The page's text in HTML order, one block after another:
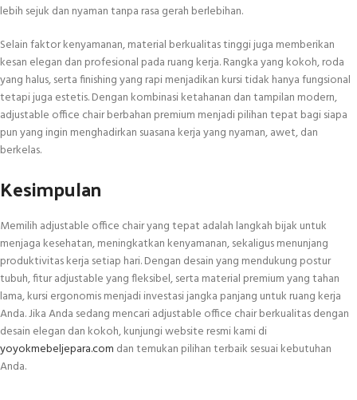
lebih sejuk dan nyaman tanpa rasa gerah berlebihan.
Selain faktor kenyamanan, material berkualitas tinggi juga memberikan
kesan elegan dan profesional pada ruang kerja. Rangka yang kokoh, roda
yang halus, serta finishing yang rapi menjadikan kursi tidak hanya fungsional
tetapi juga estetis. Dengan kombinasi ketahanan dan tampilan modern,
adjustable office chair berbahan premium menjadi pilihan tepat bagi siapa
pun yang ingin menghadirkan suasana kerja yang nyaman, awet, dan
berkelas.
Kesimpulan
Memilih adjustable office chair yang tepat adalah langkah bijak untuk
menjaga kesehatan, meningkatkan kenyamanan, sekaligus menunjang
produktivitas kerja setiap hari. Dengan desain yang mendukung postur
tubuh, fitur adjustable yang fleksibel, serta material premium yang tahan
lama, kursi ergonomis menjadi investasi jangka panjang untuk ruang kerja
Anda. Jika Anda sedang mencari adjustable office chair berkualitas dengan
desain elegan dan kokoh, kunjungi website resmi kami di
yoyokmebeljepara.com dan temukan pilihan terbaik sesuai kebutuhan
Anda.